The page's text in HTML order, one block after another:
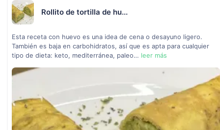
Rollito de tortilla de hu...
Esta receta con huevo es una idea de cena o desayuno ligero.
También es baja en carbohidratos, así que es apta para cualquier
tipo de dieta: keto, mediterránea, paleo… leer más